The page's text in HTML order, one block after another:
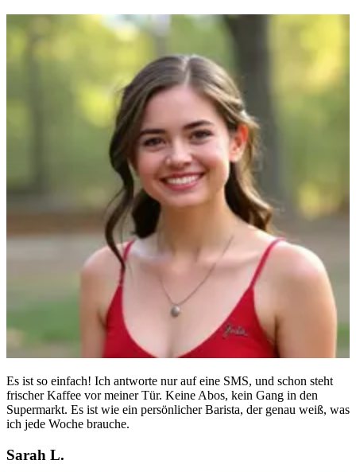
Es ist so einfach! Ich antworte nur auf eine SMS, und schon steht
frischer Kaffee vor meiner Tür. Keine Abos, kein Gang in den
Supermarkt. Es ist wie ein persönlicher Barista, der genau weiß, was
ich jede Woche brauche.
Sarah L.